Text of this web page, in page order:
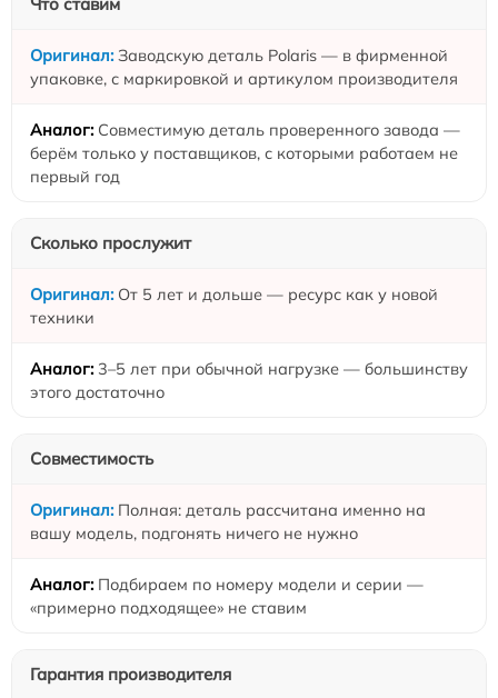
Заводскую деталь Polaris — в фирменной
упаковке, с маркировкой и артикулом производителя
Совместимую деталь проверенного завода —
берём только у поставщиков, с которыми работаем не
первый год
Сколько прослужит
От 5 лет и дольше — ресурс как у новой
техники
3–5 лет при обычной нагрузке — большинству
этого достаточно
Совместимость
Полная: деталь рассчитана именно на
вашу модель, подгонять ничего не нужно
Подбираем по номеру модели и серии —
«примерно подходящее» не ставим
Гарантия производителя